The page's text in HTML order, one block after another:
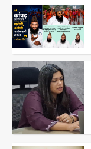
5
1